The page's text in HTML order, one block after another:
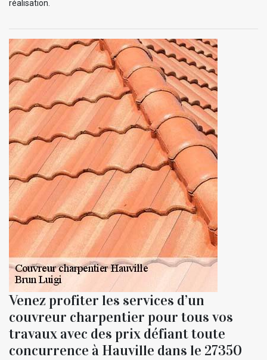
réalisation.
Venez profiter les services d’un
couvreur charpentier pour tous vos
travaux avec des prix défiant toute
concurrence à Hauville dans le 27350